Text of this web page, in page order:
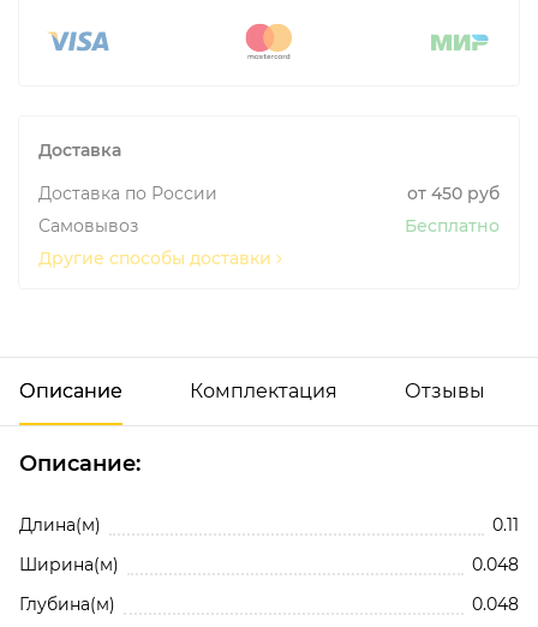
Доставка
Доставка по России
от 450 руб
Самовывоз
Бесплатно
Другие способы доставки
Описание Комплектация Отзывы
Описание:
Длина(м)
0.11
Ширина(м)
0.048
Глубина(м)
0.048
48мм х 40м RoxelPro